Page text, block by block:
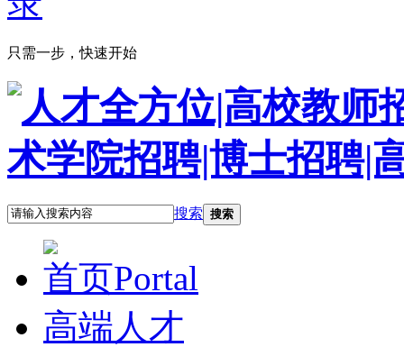
只需一步，快速开始
搜索 搜索
首页Portal
高端人才